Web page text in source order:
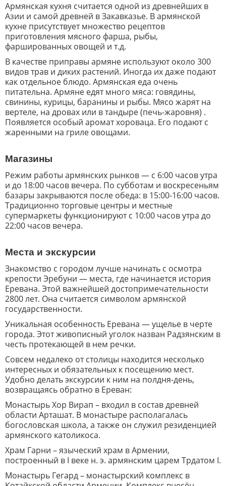
Армянская кухня считается одной из древнейших в
Азии и самой древней в Закавказье. В армянской
кухне присутствует множество рецептов
приготовления мясного фарша, рыбы,
фаршированных овощей и т.д.
В качестве приправы армяне используют около 300
видов трав и диких растений. Иногда их даже подают
как отдельное блюдо. Армянская еда очень
питательна. Армяне едят много мяса: говядины,
свинины, курицы, баранины и рыбы. Мясо жарят на
вертеле, на дровах или в тандыре (печь-жаровня) .
Появляется особый аромат хороваца. Его подают с
жаренными на гриле овощами.
Магазины
Режим работы армянских рынков — с 6:00 часов утра
и до 18:00 часов вечера. По субботам и воскресеньям
базары закрываются после обеда: в 15:00-16:00 часов.
Традиционно торговые центры и местные
супермаркеты функционируют с 10:00 часов утра до
22:00 часов вечера.
Места и экскурсии
Знакомство с городом лучше начинать с осмотра
крепости Эребуни — места, где начинается история
Еревана. Этой важнейшей достопримечательности
2800 лет. Она считается символом армянской
государственности.
Уникальная особенность Еревана — ущелье в черте
города. Этот живописный уголок назван Радзянским в
честь протекающей в нем речки.
Совсем недалеко от столицы находится несколько
интересных и обязательных к посещению мест.
Удобно делать экскурсии к ним на полдня-день,
возвращаясь обратно в Ереван:
Монастырь Хор Вирап – входил в состав древней
области Арташат. В монастыре располагалась
богословская школа, а также он служил резиденцией
армянского католикоса.
Храм Гарни – языческий храм в Армении,
построенный в I веке н. э. армянским царем Трдатом I.
Монастырь Гегард – монастырский комплекс в